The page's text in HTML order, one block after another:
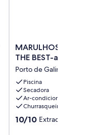
MARULHOS
RESORT-
ESTRELAS-
THE
BEST-
até
6
pessoas
MARULHOS
THE BEST-até 6
Porto de Galinhas
Piscina
Secadora
Ar-condicionado
Churrasqueira
10.0
10/10 Extraordinária